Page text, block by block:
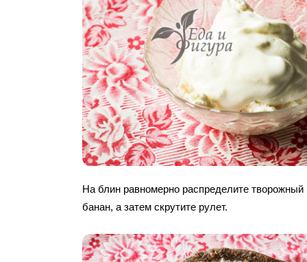
На блин равномерно распределите творожный
банан, а затем скрутите рулет.